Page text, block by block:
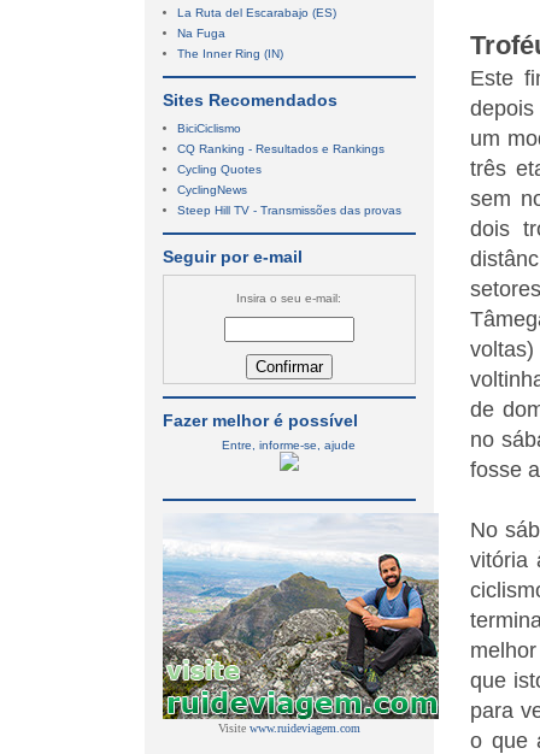
Este
um
três
sem
dois
de
no
fosse
No
vitória
que
para
o que
La Ruta del Escarabajo (ES)
Na Fuga
The Inner Ring (IN)
Sites Recomendados
BiciCiclismo
CQ Ranking - Resultados e Rankings
Cycling Quotes
CyclingNews
Steep Hill TV - Transmissões das provas
Seguir por e-mail
Insira o seu e-mail:
Fazer melhor é possível
Entre, informe-se, ajude
Visite www.ruideviagem.com